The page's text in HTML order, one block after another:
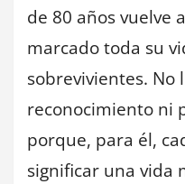
de 80 años vuelve
marcado toda su
sobrevivientes. No
reconocimiento ni
porque, para él,
significar una vida